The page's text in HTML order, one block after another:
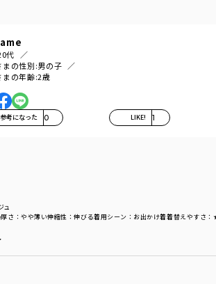
代
まの性別:男の子
まの年齢:2歳
参考になった 0 LIKE! 1
さ ：やや薄い伸縮性 ：伸びる着用シーン ：お出かけ着着替えやすさ
ュ
ラー：ベージュ
体重19.0kg
110
／branshes
／アウトレット